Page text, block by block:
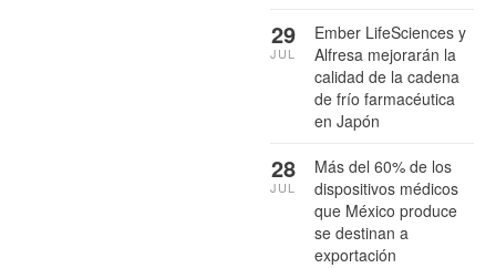
Ember LifeSciences y
Alfresa mejorarán la
calidad de la cadena
de frío farmacéutica
en Japón
29
JUL
Más del 60% de los
dispositivos médicos
que México produce
se destinan a
exportación
28
JUL